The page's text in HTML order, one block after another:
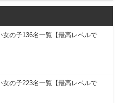
女の子136名一覧【最高レベルで
女の子223名一覧【最高レベルで